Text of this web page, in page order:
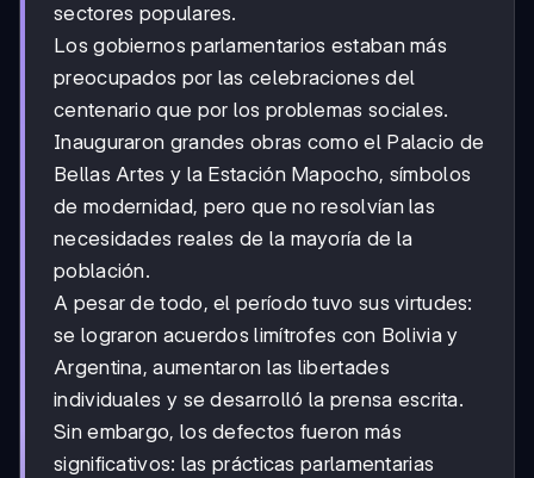
sectores populares.
Los gobiernos parlamentarios estaban más
preocupados por las celebraciones del
centenario que por los problemas sociales.
Inauguraron grandes obras como el Palacio de
Bellas Artes y la Estación Mapocho, símbolos
de modernidad, pero que no resolvían las
necesidades reales de la mayoría de la
población.
A pesar de todo, el período tuvo sus virtudes:
se lograron acuerdos limítrofes con Bolivia y
Argentina, aumentaron las libertades
individuales y se desarrolló la prensa escrita.
Sin embargo, los defectos fueron más
significativos: las prácticas parlamentarias